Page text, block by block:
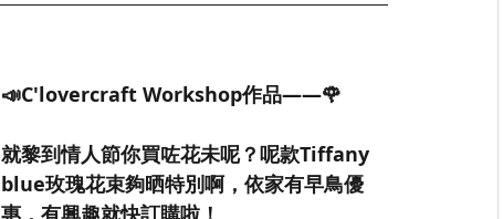
📣C'lovercraft Workshop作品——🌹
就黎到情人節你買咗花未呢？呢款Tiffany
blue玫瑰花束夠晒特別啊，依家有早鳥優